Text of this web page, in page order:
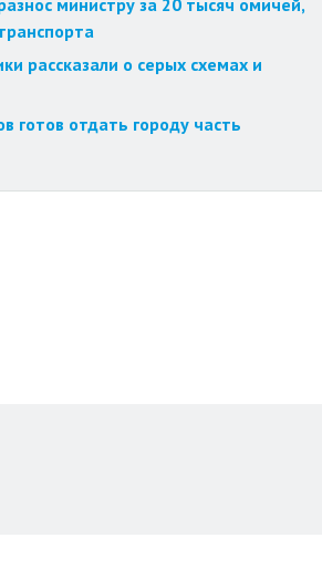
министру за 20 тысяч омичей,
рассказали о серых схемах и
готов отдать городу часть